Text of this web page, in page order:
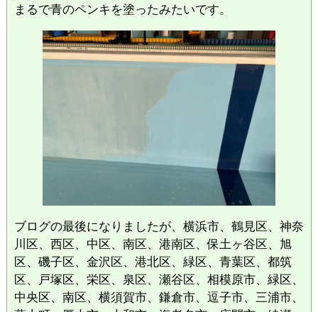
まるで青のペンキを塗ったみたいです。
ブログの最後になりましたが、横浜市、鶴見区、神奈
川区、西区、中区、南区、港南区、保土ヶ谷区、旭
区、磯子区、金沢区、港北区、緑区、青葉区、都筑
区、戸塚区、栄区、泉区、瀬谷区、相模原市、緑区、
中央区、南区、横須賀市、鎌倉市、逗子市、三浦市、